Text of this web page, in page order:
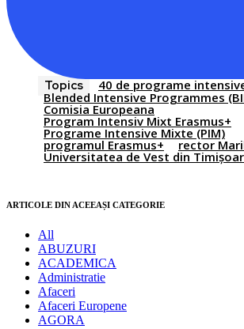
Topics
40 de programe
Blended Intensive Programmes
Comisia Europeana
Program Intensiv Mixt Erasmus+
Programe Intensive Mixte (PIM)
programul Erasmus+ rector
Universitatea de Vest din
ARTICOLE DIN ACEEAȘI CATEGORIE
All
ABUZURI
ACADEMICA
Administratie
Afaceri
Afaceri Europene
AGORA